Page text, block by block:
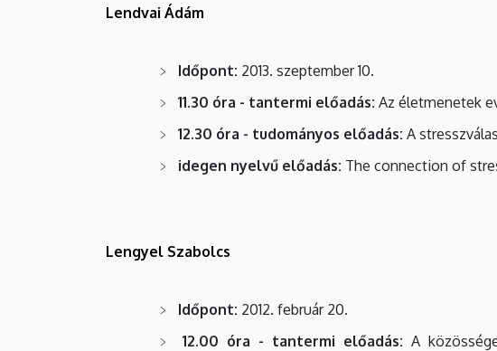
Lendvai Ádám
Időpont: 2013. szeptember 10.
11.30 óra - tantermi előadás: Az életmenetek
12.30 óra - tudományos előadás: A
idegen nyelvű előadás: The connection of
Lengyel Szabolcs
Időpont: 2012. február 20.
12.00 óra - tantermi előadás: A